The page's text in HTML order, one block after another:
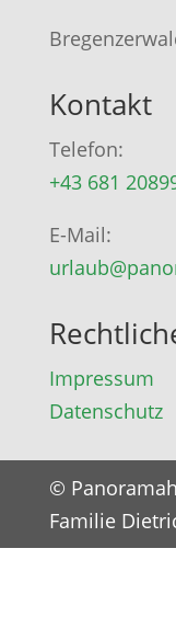
Kontakt
Telefon:
+43 681
E-Mail:
Impressum
Datenschutz
©
Familie